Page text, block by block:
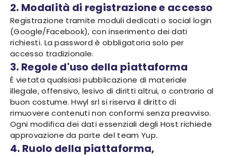
2. Modalità di registrazione e accesso
Registrazione tramite moduli dedicati o social login
(Google/Facebook), con inserimento dei dati
richiesti. La password è obbligatoria solo per
accesso tradizionale.
3. Regole d'uso della piattaforma
È vietata qualsiasi pubblicazione di materiale
illegale, offensivo, lesivo di diritti altrui, o contrario al
buon costume. Hwyl srl si riserva il diritto di
rimuovere contenuti non conformi senza preavviso.
Ogni modifica dei dati essenziali degli Host richiede
approvazione da parte del team Yup.
4. Ruolo della piattaforma,